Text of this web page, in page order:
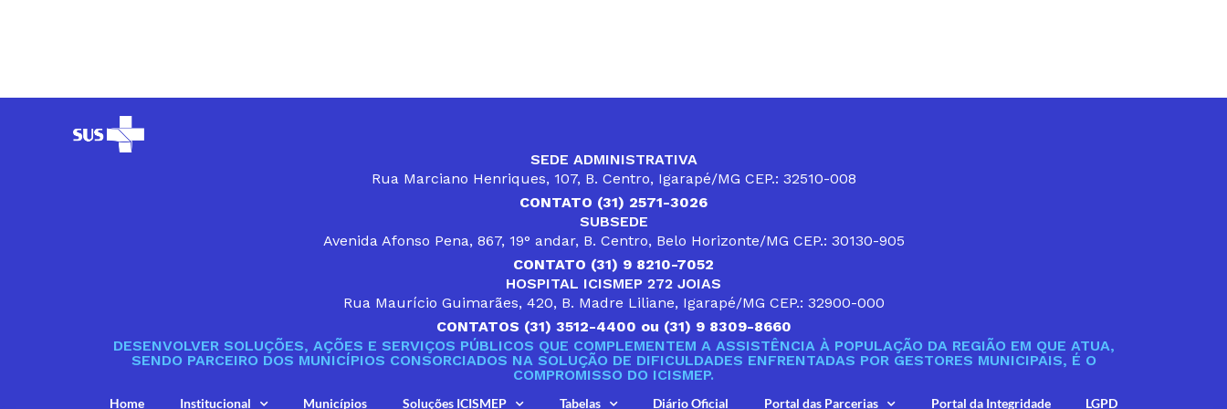
SEDE ADMINISTRATIVA
Rua Marciano Henriques, 107, B. Centro, Igarapé/MG CEP.: 32510-008
CONTATO (31) 2571-3026
SUBSEDE
Avenida Afonso Pena, 867, 19° andar, B. Centro, Belo Horizonte/MG CEP.: 30130-905
CONTATO (31) 9 8210-7052
HOSPITAL ICISMEP 272 JOIAS
Rua Maurício Guimarães, 420, B. Madre Liliane, Igarapé/MG CEP.: 32900-000
CONTATOS (31) 3512-4400 ou (31) 9 8309-8660
DESENVOLVER SOLUÇÕES, AÇÕES E SERVIÇOS PÚBLICOS QUE COMPLEMENTEM A ASSISTÊNCIA À POPULAÇÃO DA REGIÃO EM QUE ATUA,
SENDO PARCEIRO DOS MUNICÍPIOS CONSORCIADOS NA SOLUÇÃO DE DIFICULDADES ENFRENTADAS POR GESTORES MUNICIPAIS, É O
COMPROMISSO DO ICISMEP.
Home Institucional Municípios Soluções ICISMEP Tabelas Diário Oficial Portal das Parcerias Portal da Integridade LGPD